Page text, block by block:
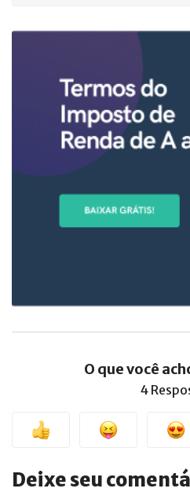
O que você
4
Deixe seu